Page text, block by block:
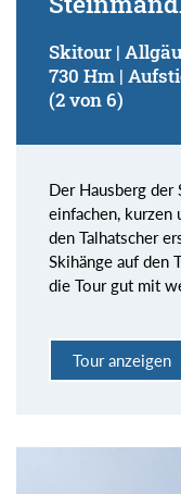
Skitour |
730 Hm |
(2 von 6)
Der Hausberg
einfachen, kurzen
den Talhatscher
Skihänge auf den
die Tour gut mit
Tour anzeigen